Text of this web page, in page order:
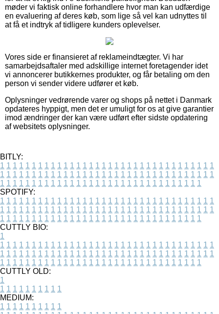
møder vi faktisk online forhandlere hvor man kan udfærdige
en evaluering af deres køb, som lige så vel kan udnyttes til
at få et indtryk af tidligere kunders oplevelser.
Vores side er finansieret af reklameindtægter. Vi har
samarbejdsaftaler med adskillige internet foretagender idet
vi annoncerer butikkernes produkter, og får betaling om den
person vi sender videre udfører et køb.
Oplysninger vedrørende varer og shops på nettet i Danmark
opdateres hyppigt, men det er umuligt for os at give garantier
imod ændringer der kan være udført efter sidste opdatering
af websitets oplysninger.
BITLY:
1 1 1 1 1 1 1 1 1 1 1 1 1 1 1 1 1 1 1 1 1 1 1 1 1 1 1 1 1 1 1 1 1 1
1 1 1 1 1 1 1 1 1 1 1 1 1 1 1 1 1 1 1 1 1 1 1 1 1 1 1 1 1 1 1 1 1 1
1 1 1 1 1 1 1 1 1 1 1 1 1 1 1 1 1 1 1 1 1 1 1 1 1 1 1 1 1 1 1 1
SPOTIFY:
1 1 1 1 1 1 1 1 1 1 1 1 1 1 1 1 1 1 1 1 1 1 1 1 1 1 1 1 1 1 1 1 1 1
1 1 1 1 1 1 1 1 1 1 1 1 1 1 1 1 1 1 1 1 1 1 1 1 1 1 1 1 1 1 1 1 1 1
1 1 1 1 1 1 1 1 1 1 1 1 1 1 1 1 1 1 1 1 1 1 1 1 1 1 1 1 1 1 1 1
CUTTLY BIO:
1
1 1 1 1 1 1 1 1 1 1 1 1 1 1 1 1 1 1 1 1 1 1 1 1 1 1 1 1 1 1 1 1 1 1
1 1 1 1 1 1 1 1 1 1 1 1 1 1 1 1 1 1 1 1 1 1 1 1 1 1 1 1 1 1 1 1 1 1
1 1 1 1 1 1 1 1 1 1 1 1 1 1 1 1 1 1 1 1 1 1 1 1 1 1 1 1 1 1 1 1
CUTTLY OLD:
1
1 1 1 1 1 1 1 1 1 1
MEDIUM:
1 1 1 1 1 1 1 1 1 1